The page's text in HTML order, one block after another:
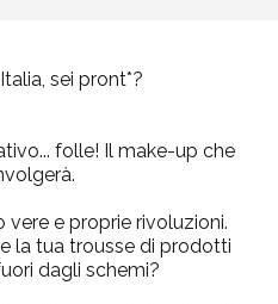
sei pront*?
folle! Il make-up che
e proprie rivoluzioni.
la tua trousse di prodotti
dagli schemi?